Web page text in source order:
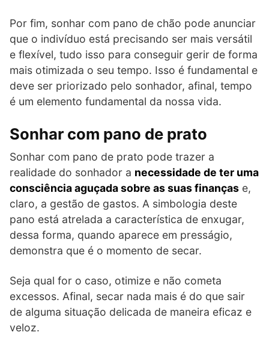
Por fim, sonhar com pano de chão pode anunciar
que o indivíduo está precisando ser mais versátil
e flexível, tudo isso para conseguir gerir de forma
mais otimizada o seu tempo. Isso é fundamental e
deve ser priorizado pelo sonhador, afinal, tempo
é um elemento fundamental da nossa vida.
Sonhar com pano de prato
Sonhar com pano de prato pode trazer a
realidade do sonhador a necessidade de ter uma
consciência aguçada sobre as suas finanças e,
claro, a gestão de gastos. A simbologia deste
pano está atrelada a característica de enxugar,
dessa forma, quando aparece em presságio,
demonstra que é o momento de secar.
Seja qual for o caso, otimize e não cometa
excessos. Afinal, secar nada mais é do que sair
de alguma situação delicada de maneira eficaz e
veloz.